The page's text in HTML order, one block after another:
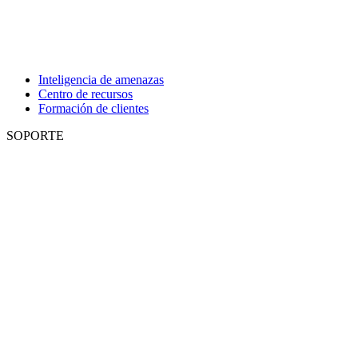
Inteligencia de amenazas
Centro de recursos
Formación de clientes
SOPORTE